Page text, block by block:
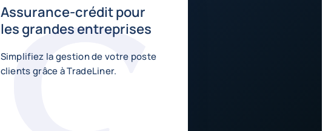
Assurance-crédit pour
les grandes entreprises
Simplifiez la gestion de votre poste
clients grâce à TradeLiner.